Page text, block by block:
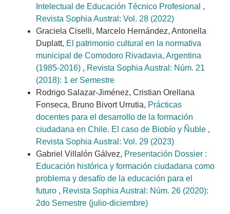
Intelectual de Educación Técnico Profesional ,
Revista Sophia Austral: Vol. 28 (2022)
Graciela Ciselli, Marcelo Hernández, Antonella
Duplatt, El patrimonio cultural en la normativa
municipal de Comodoro Rivadavia, Argentina
(1985-2016) , Revista Sophia Austral: Núm. 21
(2018): 1 er Semestre
Rodrigo Salazar-Jiménez, Cristian Orellana
Fonseca, Bruno Bivort Urrutia, Prácticas
docentes para el desarrollo de la formación
ciudadana en Chile. El caso de Biobío y Ñuble ,
Revista Sophia Austral: Vol. 29 (2023)
Gabriel Villalón Gálvez, Presentación Dossier :
Educación histórica y formación ciudadana como
problema y desafío de la educación para el
futuro , Revista Sophia Austral: Núm. 26 (2020):
2do Semestre (julio-diciembre)